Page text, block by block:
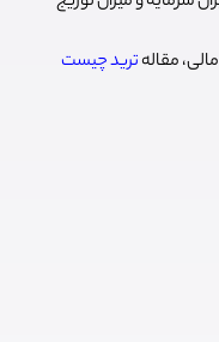
مقالهترید چیست